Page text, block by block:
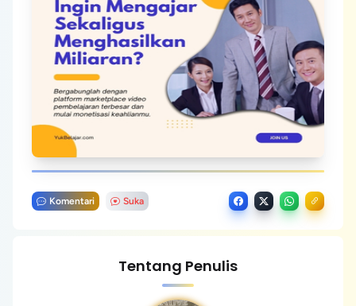
Komentari Suka
Tentang Penulis